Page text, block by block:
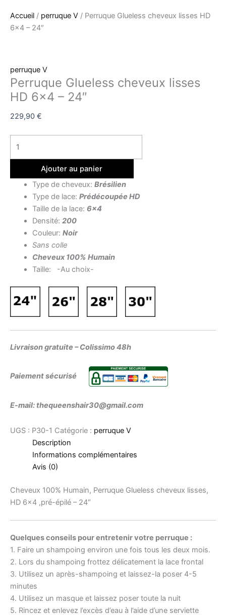
Accueil / perruque V / Perruque Glueless cheveux lisses HD
6×4 – 24″
perruque V
Perruque Glueless cheveux lisses
HD 6×4 – 24″
229,90 €
Ajouter au panier
Type de cheveux: Brésilien
Type de lace: Prédécoupée HD
Taille de la lace: 6×4
Densité: 200
Couleur: Noir
Sans colle
Cheveux 100% Humain
Taille: -Au choix-
Livraison gratuite – Colissimo 48h
Paiement sécurisé
E-mail: thequeenshair30@gmail.com
UGS : P30-1 Catégorie : perruque V
Description
Informations complémentaires
Avis (0)
Cheveux 100% Humain, Perruque Glueless cheveux lisses,
HD 6×4 ,pré-épilé – 24″
Quelques conseils pour entretenir votre perruque :
1. Faire un shampoing environ une fois tous les deux mois.
2. Lors du shampoing frottez délicatement la lace frontal
3. Utilisez un après-shampoing et laissez-la poser 4-5
minutes
4. Utilisez un masque et laissez poser toute la nuit
5. Rincez et enlevez l’excès d’eau à l’aide d’une serviette